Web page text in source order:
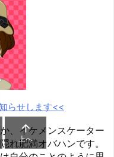
らせします<<
、イケメンスケーター
れ肥満オバハンです。

上へ